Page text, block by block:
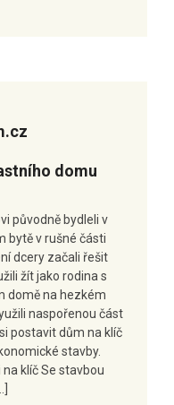
domu
původně bydleli v
bytě v rušné části
dcery začali řešit
žít jako rodina s
domě na hezkém
naspořenou část
postavit dům na klíč
stavby.
klíč Se stavbou